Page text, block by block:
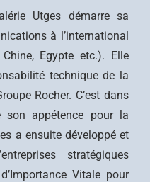
Utges démarre sa
à l’international
Egypte etc.). Elle
technique de la
Rocher. C’est dans
son appétence pour la
a ensuite développé et
stratégiques
Vitale pour